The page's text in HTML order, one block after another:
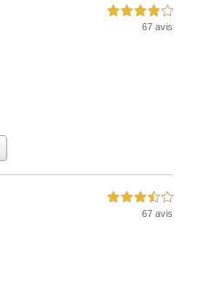
4,0 étoiles sur 5
67 avis
3,5 étoiles sur 5
67 avis